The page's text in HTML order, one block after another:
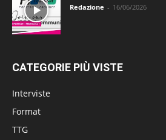
Redazione - 16/06/2026
CATEGORIE PIÙ VISTE
Interviste
Format
TTG